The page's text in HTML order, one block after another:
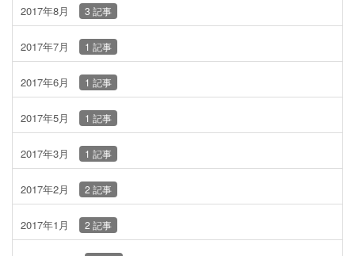
2017年8月 3 記事
2017年7月 1 記事
2017年6月 1 記事
2017年5月 1 記事
2017年3月 1 記事
2017年2月 2 記事
2017年1月 2 記事